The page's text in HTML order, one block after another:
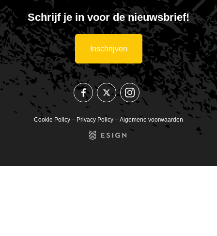
Schrijf je in voor de nieuwsbrief!
Inschrijven
Volg
ons
op
Facebook
Volg
ons
op
Twitter
Volg
ons
Instagram
Cookie Policy Privacy Policy Algemene voorwaarden